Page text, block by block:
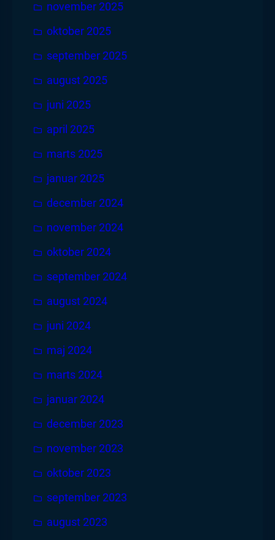
november 2025
oktober 2025
september 2025
august 2025
juni 2025
april 2025
marts 2025
januar 2025
december 2024
november 2024
oktober 2024
september 2024
august 2024
juni 2024
maj 2024
marts 2024
januar 2024
december 2023
november 2023
oktober 2023
september 2023
august 2023